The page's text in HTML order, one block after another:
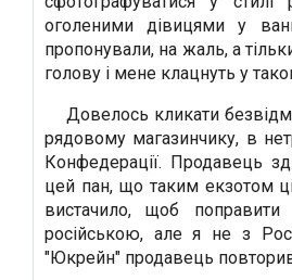
оголеними дівицями у
пропонували, на жаль, а
голову і мене клацнуть у
Довелось кликати
рядовому магазинчику, в
Конфедерації. Продавець
цей пан, що таким екзотом
вистачило, щоб
російською, але я не з
"Юкрейн" продавець